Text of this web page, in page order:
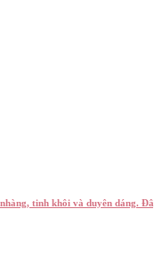
nhàng, tinh khôi và duyên dáng.